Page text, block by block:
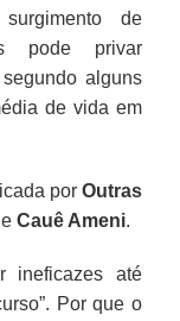
de
pode privar
alguns
de vida em
por Outras
Cauê Ameni.
ineficazes até
Por que o